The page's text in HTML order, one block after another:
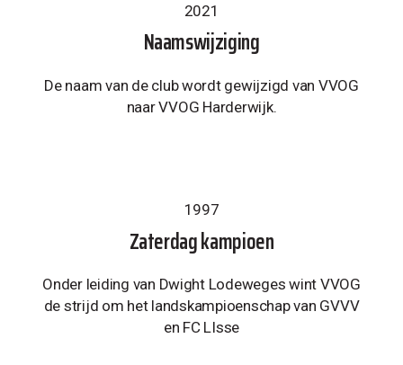
2021
Naamswijziging
De naam van de club wordt gewijzigd van VVOG
naar VVOG Harderwijk.
1997
Zaterdag kampioen
Onder leiding van Dwight Lodeweges wint VVOG
de strijd om het landskampioenschap van GVVV
en FC LIsse